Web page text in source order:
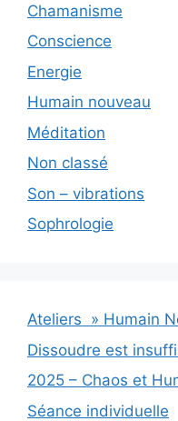
Chamanisme
Conscience
Energie
Humain nouveau
Méditation
Non classé
Son – vibrations
Sophrologie
Ateliers » Humain
Dissoudre est
2025 – Chaos et
Séance individuelle